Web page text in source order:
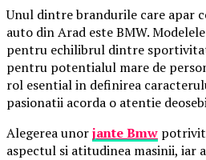
Unul dintre brandurile care apar
auto din Arad este BMW.
pentru echilibrul dintre
pentru potentialul mare de
rol esential in definirea
pasionatii acorda o atentie
Alegerea unorjante Bmw
aspectul si atitudinea masinii, iar